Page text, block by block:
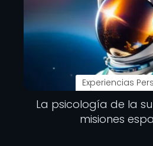
Experiencias
La psicología de la
misiones